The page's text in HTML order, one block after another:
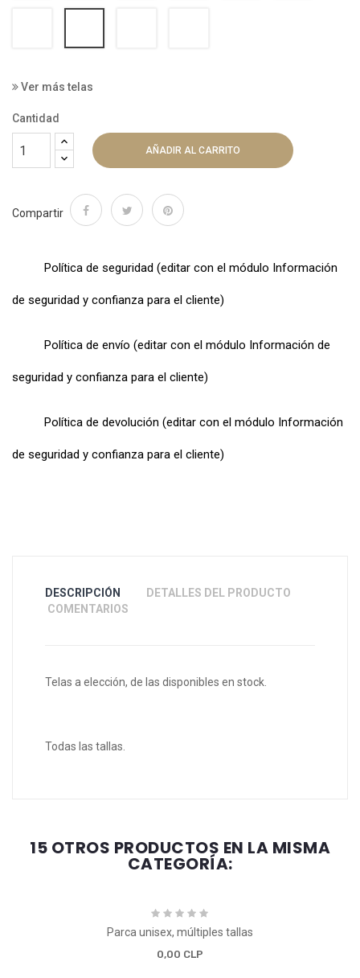
Ver más telas
Cantidad
AÑADIR AL CARRITO
Compartir
Política de seguridad (editar con el módulo Información
de seguridad y confianza para el cliente)
Política de envío (editar con el módulo Información de
seguridad y confianza para el cliente)
Política de devolución (editar con el módulo Información
de seguridad y confianza para el cliente)
DESCRIPCIÓN
DETALLES DEL PRODUCTO
COMENTARIOS
Telas a elección, de las disponibles en stock.
Todas las tallas.
15 OTROS PRODUCTOS EN LA MISMA
CATEGORÍA:
Parca unisex, múltiples tallas
0,00 CLP